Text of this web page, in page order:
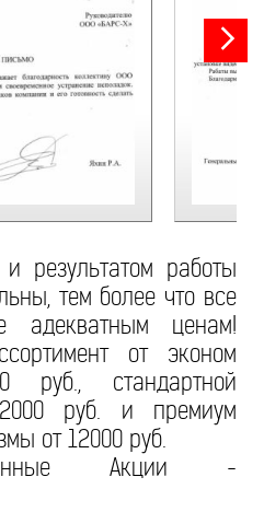
и результатом работы
тем более что все
ценам!
от эконом
руб., стандартной
руб. и премиум
от 12000 руб.
Акции -